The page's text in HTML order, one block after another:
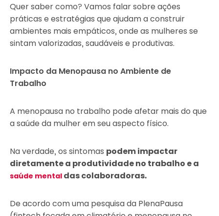
Quer saber como? Vamos falar sobre ações
práticas e estratégias que ajudam a construir
ambientes mais empáticos, onde as mulheres se
sintam valorizadas, saudáveis e produtivas.
Impacto da Menopausa no Ambiente de
Trabalho
A menopausa no trabalho pode afetar mais do que
a saúde da mulher em seu aspecto físico.
Na verdade, os sintomas podem impactar
diretamente a produtividade no trabalho e a
saúde mental das colaboradoras.
De acordo com uma pesquisa da PlenaPausa